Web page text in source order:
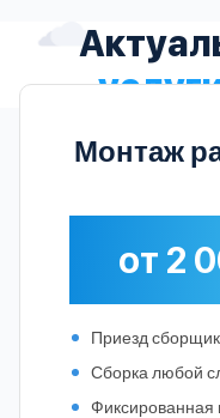
Монтаж
от 2
Приезд
Сборка любой
Фиксированная